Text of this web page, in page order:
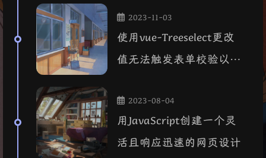
2023-11-03
使用vue-Treeselect更改
值无法触发表单校验以及
2023-08-04
用JavaScript创建一个灵
活且响应迅速的网页设计